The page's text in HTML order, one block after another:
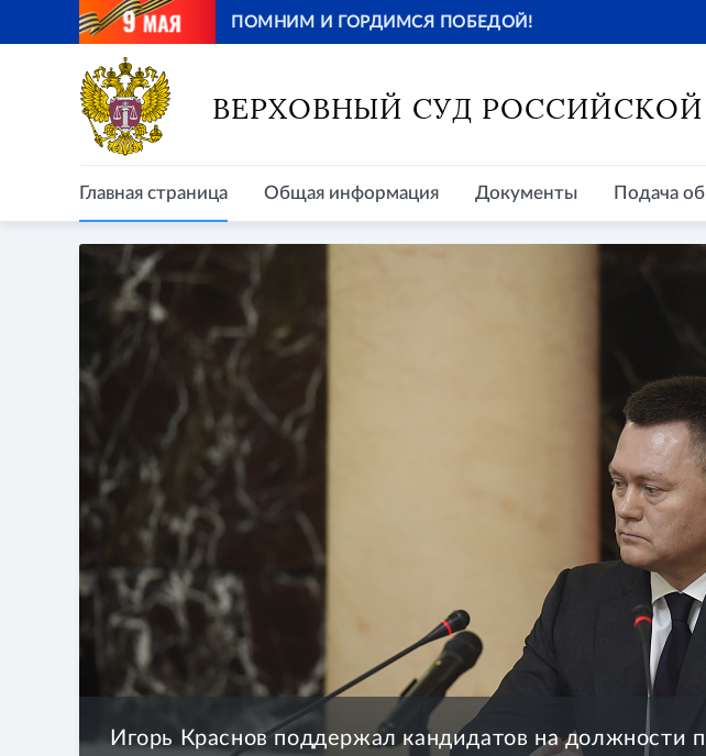
ПОМНИМ И ГОРДИМСЯ ПОБЕДОЙ!
Главная страница
ВЕРХОВНЫЙ СУД
Главная страница Общая информация Документы Подача
Игорь Краснов поддержал кандидатов на должности